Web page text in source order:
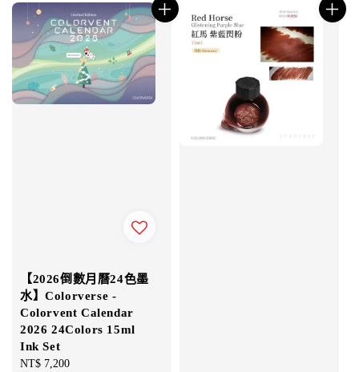
【2026倒數月曆24色墨
水】Colorverse -
Colorvent Calendar
2026 24Colors 15ml
Ink Set
Regular
NT$ 7,200